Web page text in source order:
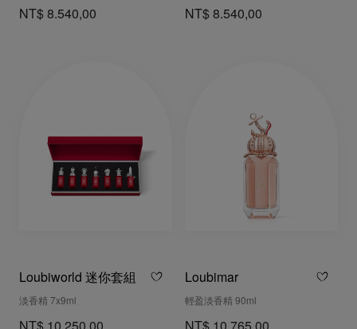
NT$ 8.540,00 NT$ 8.540,00
Loubiworld 迷你套組
淡香精 7x9ml
Loubimar
輕盈淡香精 90ml